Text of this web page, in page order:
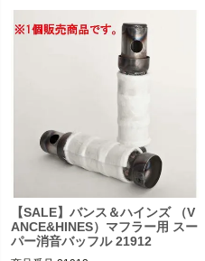
Baffle KW1 qty100
【SALE】バンス＆ハインズ （V
ANCE&HINES）マフラー用 スー
パー消音バッフル 21912